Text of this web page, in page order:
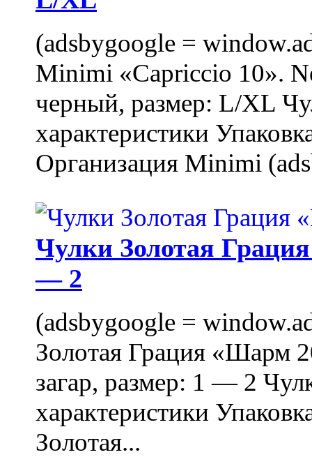
(adsbygoogle =
Minimi «Capriccio 10».
черный, размер: L/XL
характеристики
Организация Minimi
Чулки Золотая
— 2
(adsbygoogle =
Золотая Грация «Шарм
загар, размер: 1 — 2
характеристики
Золотая...